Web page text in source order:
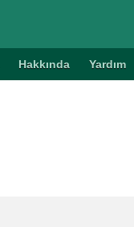
Hakkında Yardım